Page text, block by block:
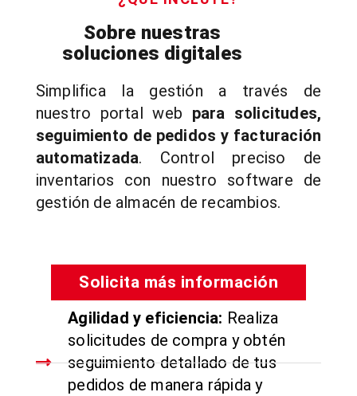
Sobre nuestras
soluciones digitales
Simplifica la gestión a través de
nuestro portal web para solicitudes,
seguimiento de pedidos y facturación
automatizada. Control preciso de
inventarios con nuestro software de
gestión de almacén de recambios.
Solicita más información
Agilidad y eficiencia: Realiza
solicitudes de compra y obtén
seguimiento detallado de tus
pedidos de manera rápida y